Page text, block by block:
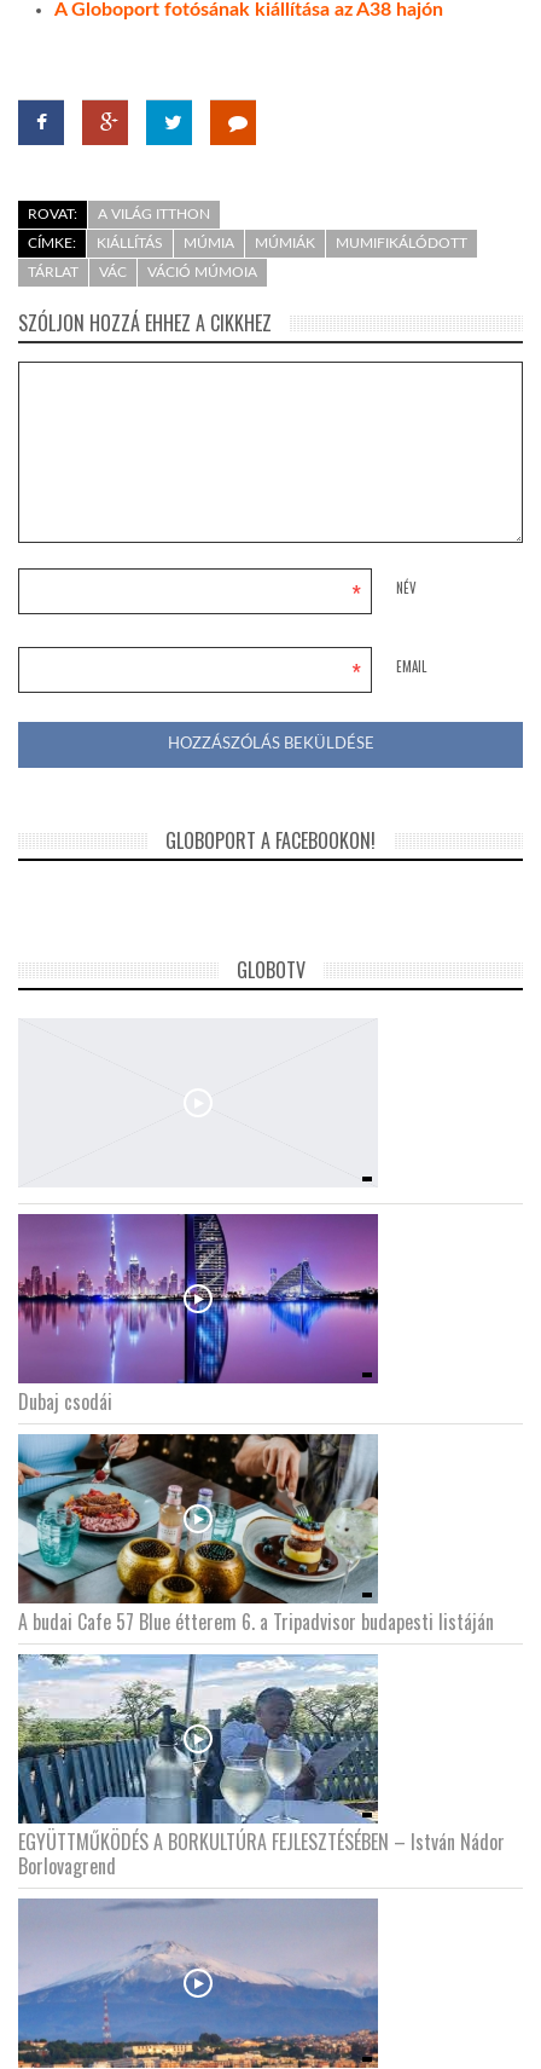
A Globoport fotósának kiállítása az A38 hajón
ROVAT:
A VILÁG ITTHON
CÍMKE:
KIÁLLÍTÁS MÚMIA MÚMIÁK
MUMIFIKÁLÓDOTT
TÁRLAT
VÁC VÁCIÓ MÚMOIA
SZÓLJON HOZZÁ EHHEZ A CIKKHEZ
NÉV
*
EMAIL
*
GLOBOPORT A FACEBOOKON!
GLOBOTV
Dubaj csodái
A budai Cafe 57 Blue étterem 6. a Tripadvisor budapesti listáján
EGYÜTTMŰKÖDÉS A BORKULTÚRA FEJLESZTÉSÉBEN – István Nádor
Borlovagrend